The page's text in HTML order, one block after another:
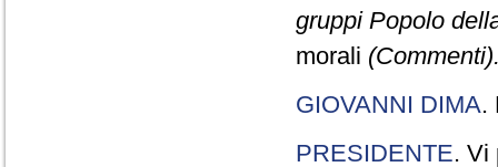
gruppi Popolo
morali
GIOVANNI DIMA.
PRESIDENTE. Vi